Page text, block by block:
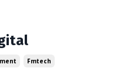
Fmtech